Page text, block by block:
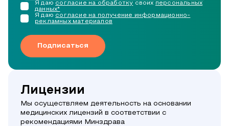
Подписаться
Я даю согласие на обработку своих персональных
данных*
Я даю согласие на получение информационно-
рекламных материалов
Лицензии
Мы осуществляем деятельность на основании
медицинских лицензий в соответствии с
рекомендациями Минздрава